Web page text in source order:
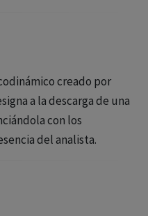
creado por
a la descarga de una
con los
del analista.